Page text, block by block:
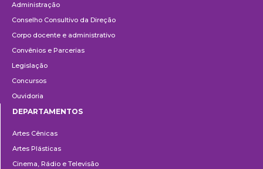
Administração
Conselho Consultivo da Direção
Corpo docente e administrativo
Convênios e Parcerias
Legislação
Concursos
Ouvidoria
DEPARTAMENTOS
Artes Cênicas
Artes Plásticas
Cinema, Rádio e Televisão